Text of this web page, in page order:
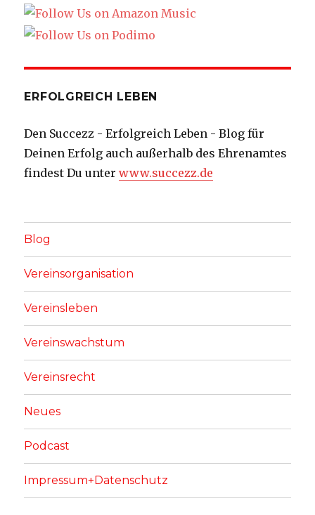
ERFOLGREICH LEBEN
Den Succezz - Erfolgreich Leben - Blog für
Deinen Erfolg auch außerhalb des Ehrenamtes
findest Du unterwww.succezz.de
Blog
Vereinsorganisation
Vereinsleben
Vereinswachstum
Vereinsrecht
Neues
Podcast
Impressum+Datenschutz